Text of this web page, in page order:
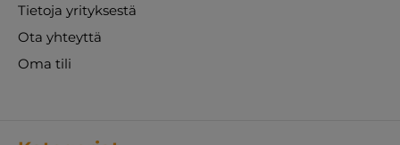
Tietoja yrityksestä
Ota yhteyttä
Oma tili